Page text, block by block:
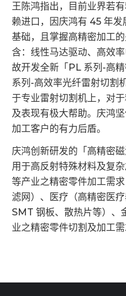
王陈鸿指出，目前业界若
赖进口，因庆鸿有 45 年
基础，且掌握高精密加工
含：线性马达驱动、高效
故开发全新「PL 系列-高
系列-高效率光纤雷射切割
于专业雷射切割机上，对
及表现有极大帮助。庆鸿
加工客户的有力后盾。
庆鸿创新研发的「高精密
用于高反射特殊材料及复
等产业之精密零件加工需
滤网）、医疗（高精密医
SMT 钢板、散热片等）、
业之精密零件切割及加工需